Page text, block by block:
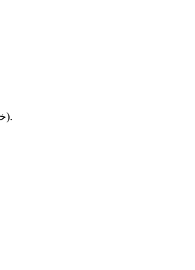
: للاحتياجات المتقدمة، استكشف خوادم M365 MCP مفتوحة المصدر مثل Lokka أو PnP CLI for Microsoft 365 (خيارات الاستضافة الذاتية).